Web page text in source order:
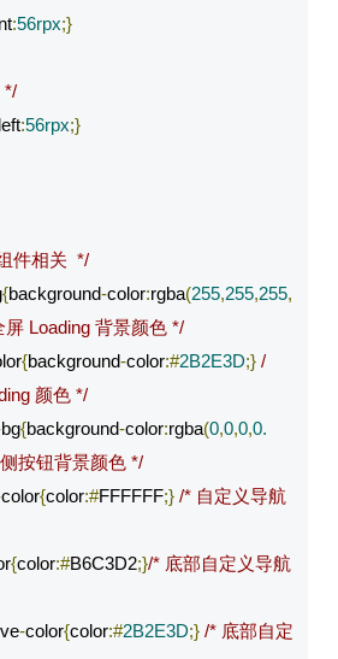
:56rpx;}
*/
left:56rpx;}
件相关  */
{background-color:rgba(255,255,255,
Loading 背景颜色 */
{background-color:#2B2E3D;} /
颜色 */
bg{background-color:rgba(0,0,0,0.
按钮背景颜色 */
color{color:#FFFFFF;} /* 自定义导航
{color:#B6C3D2;}/* 底部自定义导航
-color{color:#2B2E3D;} /* 底部自定